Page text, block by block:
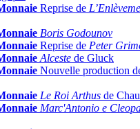
Reprise de
Boris Godounov
Reprise de Peter
Alceste de Gluck
Nouvelle production
Le Roi Arthus de
Marc'Antonio e